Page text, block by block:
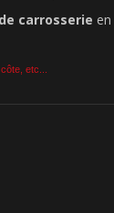
carrosserie en
etc...